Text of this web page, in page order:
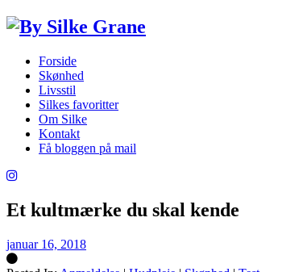
Forside
Skønhed
Livsstil
Silkes favoritter
Om Silke
Kontakt
Få bloggen på mail
Et kultmærke du skal kende
januar 16, 2018